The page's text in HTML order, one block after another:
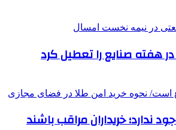
هفته صنایع را تعطیل کرد
ندارد؛ خریداران مراقب باشند